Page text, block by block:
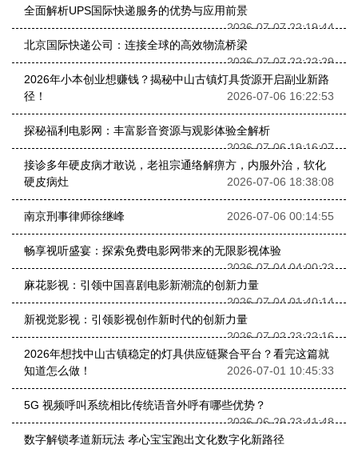
全面解析UPS国际快递服务的优势与应用前景
2026-07-07 22:19:44
北京国际快递公司：连接全球的高效物流桥梁
2026-07-07 22:22:29
2026年小本创业想赚钱？揭秘中山古镇灯具货源开启副业新路
径！
2026-07-06 16:22:53
探秘福利电影网：丰富影音资源与观影体验全解析
2026-07-06 19:16:07
接诊多年硬皮病才敢说，老祖宗通络解痹方，内服外治，软化
硬皮病灶
2026-07-06 18:38:08
南京刑事律师徐继峰 2026-07-06 00:14:55
畅享视听盛宴：探索免费电影网带来的无限影视体验
2026-07-04 04:00:23
麻花影视：引领中国喜剧电影新潮流的创新力量
2026-07-04 01:40:14
新视觉影视：引领影视创作新时代的创新力量
2026-07-02 23:22:16
2026年想找中山古镇稳定的灯具供应链聚合平台？看完这篇就
知道怎么做！
2026-07-01 10:45:33
5G 视频呼叫系统相比传统语音外呼有哪些优势？
2026-06-29 23:41:48
数字解锁孝道新玩法 孝心宝宝跑出文化数字化新路径